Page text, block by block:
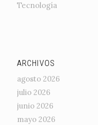
Tecnología
ARCHIVOS
agosto 2026
julio 2026
junio 2026
mayo 2026